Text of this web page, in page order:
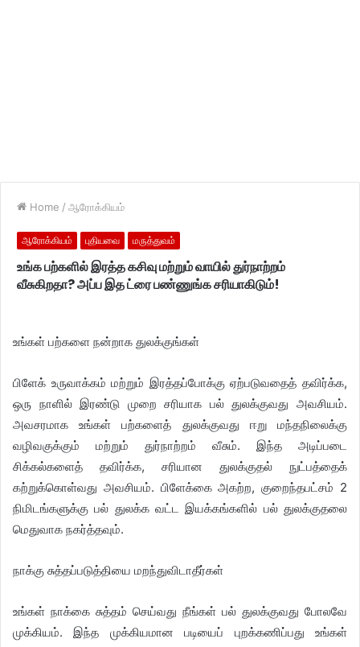
Home / ஆரோக்கியம்
ஆரோக்கியம் புதியவை மருத்துவம்
உங்க பற்களில் இரத்த கசிவு மற்றும் வாயில் துர்நாற்றம்
வீசுகிறதா? அப்ப இத ட்ரை பண்ணுங்க சரியாகிடும்!
உங்கள் பற்களை நன்றாக துலக்குங்கள்
பிளேக் உருவாக்கம் மற்றும் இரத்தப்போக்கு ஏற்படுவதைத் தவிர்க்க,
ஒரு நாளில் இரண்டு முறை சரியாக பல் துலக்குவது அவசியம்.
அவசரமாக உங்கள் பற்களைத் துலக்குவது ஈறு மந்தநிலைக்கு
வழிவகுக்கும் மற்றும் துர்நாற்றம் வீசும். இந்த அடிப்படை
சிக்கல்களைத் தவிர்க்க, சரியான துலக்குதல் நுட்பத்தைக்
கற்றுக்கொள்வது அவசியம். பிளேக்கை அகற்ற, குறைந்தபட்சம் 2
நிமிடங்களுக்கு பல் துலக்க வட்ட இயக்கங்களில் பல் துலக்குதலை
மெதுவாக நகர்த்தவும்.
நாக்கு சுத்தப்படுத்தியை மறந்துவிடாதீர்கள்
உங்கள் நாக்கை சுத்தம் செய்வது நீங்கள் பல் துலக்குவது போலவே
முக்கியம். இந்த முக்கியமான படியைப் புறக்கணிப்பது உங்கள்